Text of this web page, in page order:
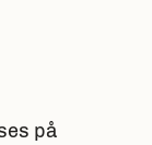
på